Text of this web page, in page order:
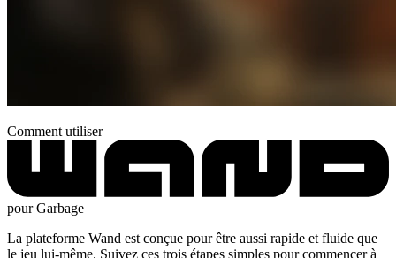
Comment utiliser
pour Garbage
La plateforme Wand est conçue pour être aussi rapide et fluide que
le jeu lui-même. Suivez ces trois étapes simples pour commencer à